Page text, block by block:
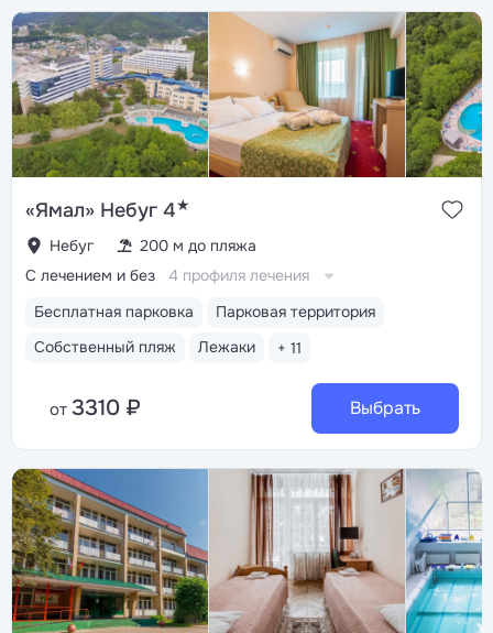
«Ямал» Небуг 4★
Небуг 200 м до пляжа
Бесплатная парковка
Парковая территория
Собственный пляж
Лежаки + 11
С лечением и без 4 профиля лечения
от 3310 ₽ Выбрать